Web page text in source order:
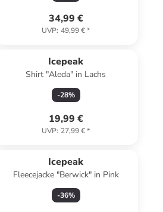
34,99 €
UVP: 49,99 €*
Icepeak
Shirt "Aleda" in Lachs
-28%
19,99 €
UVP: 27,99 €*
Icepeak
Fleecejacke "Berwick" in Pink
-36%